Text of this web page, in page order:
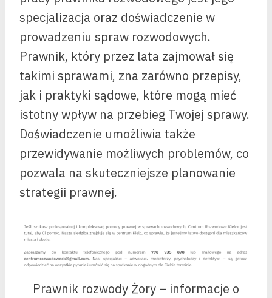
specjalizacja oraz doświadczenie w
prowadzeniu spraw rozwodowych.
Prawnik, który przez lata zajmował się
takimi sprawami, zna zarówno przepisy,
jak i praktyki sądowe, które mogą mieć
istotny wpływ na przebieg Twojej sprawy.
Doświadczenie umożliwia także
przewidywanie możliwych problemów, co
pozwala na skuteczniejsze planowanie
strategii prawnej.
Prawnik rozwody Żory – informacje o